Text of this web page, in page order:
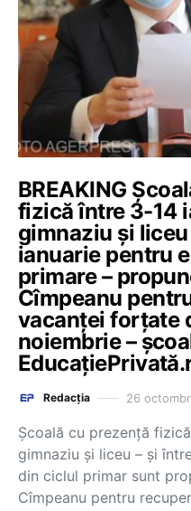
BREAKING
fizică între 3-14
gimnaziu și
ianuarie pentru
primare –
Cîmpeanu
vacanței forțate
noiembrie –
Redacția 26
Școală cu prezență
gimnaziu și liceu – și
din ciclul primar sunt
Cîmpeanu pentru